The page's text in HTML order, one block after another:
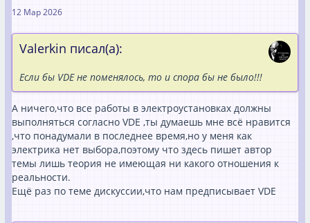
12 Мар 2026
Valerkin писал(а):
Если бы VDE не поменялось, то и спора бы не было!!!
А ничего,что все работы в электроустановках должны
выполняться согласно VDE ,ты думаешь мне всё нравится
,что понадумали в последнее время,но у меня как
электрика нет выбора,поэтому что здесь пишет автор
темы лишь теория не имеющая ни какого отношения к
реальности.
Ещё раз по теме дискуссии,что нам предписывает VDE